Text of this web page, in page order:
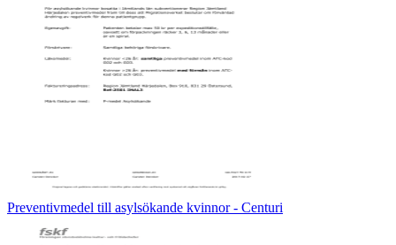
Preventivmedel till asylsökande kvinnor - Centuri